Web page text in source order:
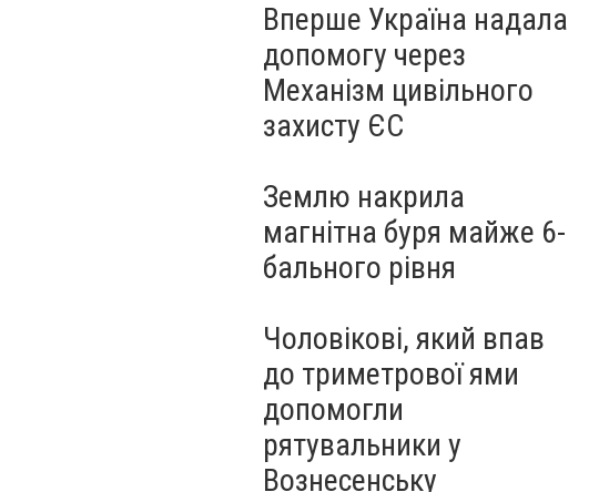
Вперше Україна надала
допомогу через
Механізм цивільного
захисту ЄС
Землю накрила
магнітна буря майже 6-
бального рівня
Чоловікові, який впав
до триметрової ями
допомогли
рятувальники у
Вознесенську